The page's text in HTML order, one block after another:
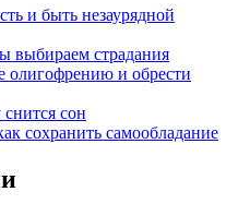
и быть незаурядной
выбираем страдания
олигофрению и обрести
сон
сохранить самообладание